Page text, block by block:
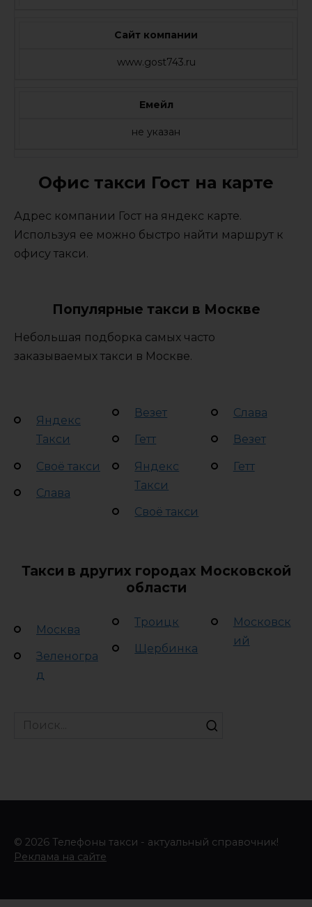
Сайт компании
www.gost743.ru
Емейл
не указан
Офис такси Гост на карте
Адрес компании Гост на яндекс карте.
Используя ее можно быстро найти маршрут к
офису такси.
Популярные такси в Москве
Небольшая подборка самых часто
заказываемых такси в Москве.
Яндекс
Такси
Своё такси
Слава
Везет
Гетт
Яндекс
Такси
Своё такси
Слава
Везет
Гетт
Такси в других городах Московской
области
Москва
Зеленогра
д
Троицк
Щербинка
Московск
ий
Search
© 2026 Телефоны такси - актуальный справочник!
Реклама на сайте